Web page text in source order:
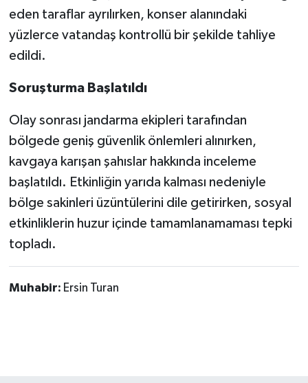
eden taraflar ayrılırken, konser alanındaki
yüzlerce vatandaş kontrollü bir şekilde tahliye
edildi.
Soruşturma Başlatıldı
Olay sonrası jandarma ekipleri tarafından
bölgede geniş güvenlik önlemleri alınırken,
kavgaya karışan şahıslar hakkında inceleme
başlatıldı. Etkinliğin yarıda kalması nedeniyle
bölge sakinleri üzüntülerini dile getirirken, sosyal
etkinliklerin huzur içinde tamamlanamaması tepki
topladı.
Muhabir: Ersin Turan